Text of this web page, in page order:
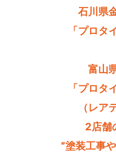
石川県
「プロタ
富山
「プロタ
（レア
2店舗
”塗装工事